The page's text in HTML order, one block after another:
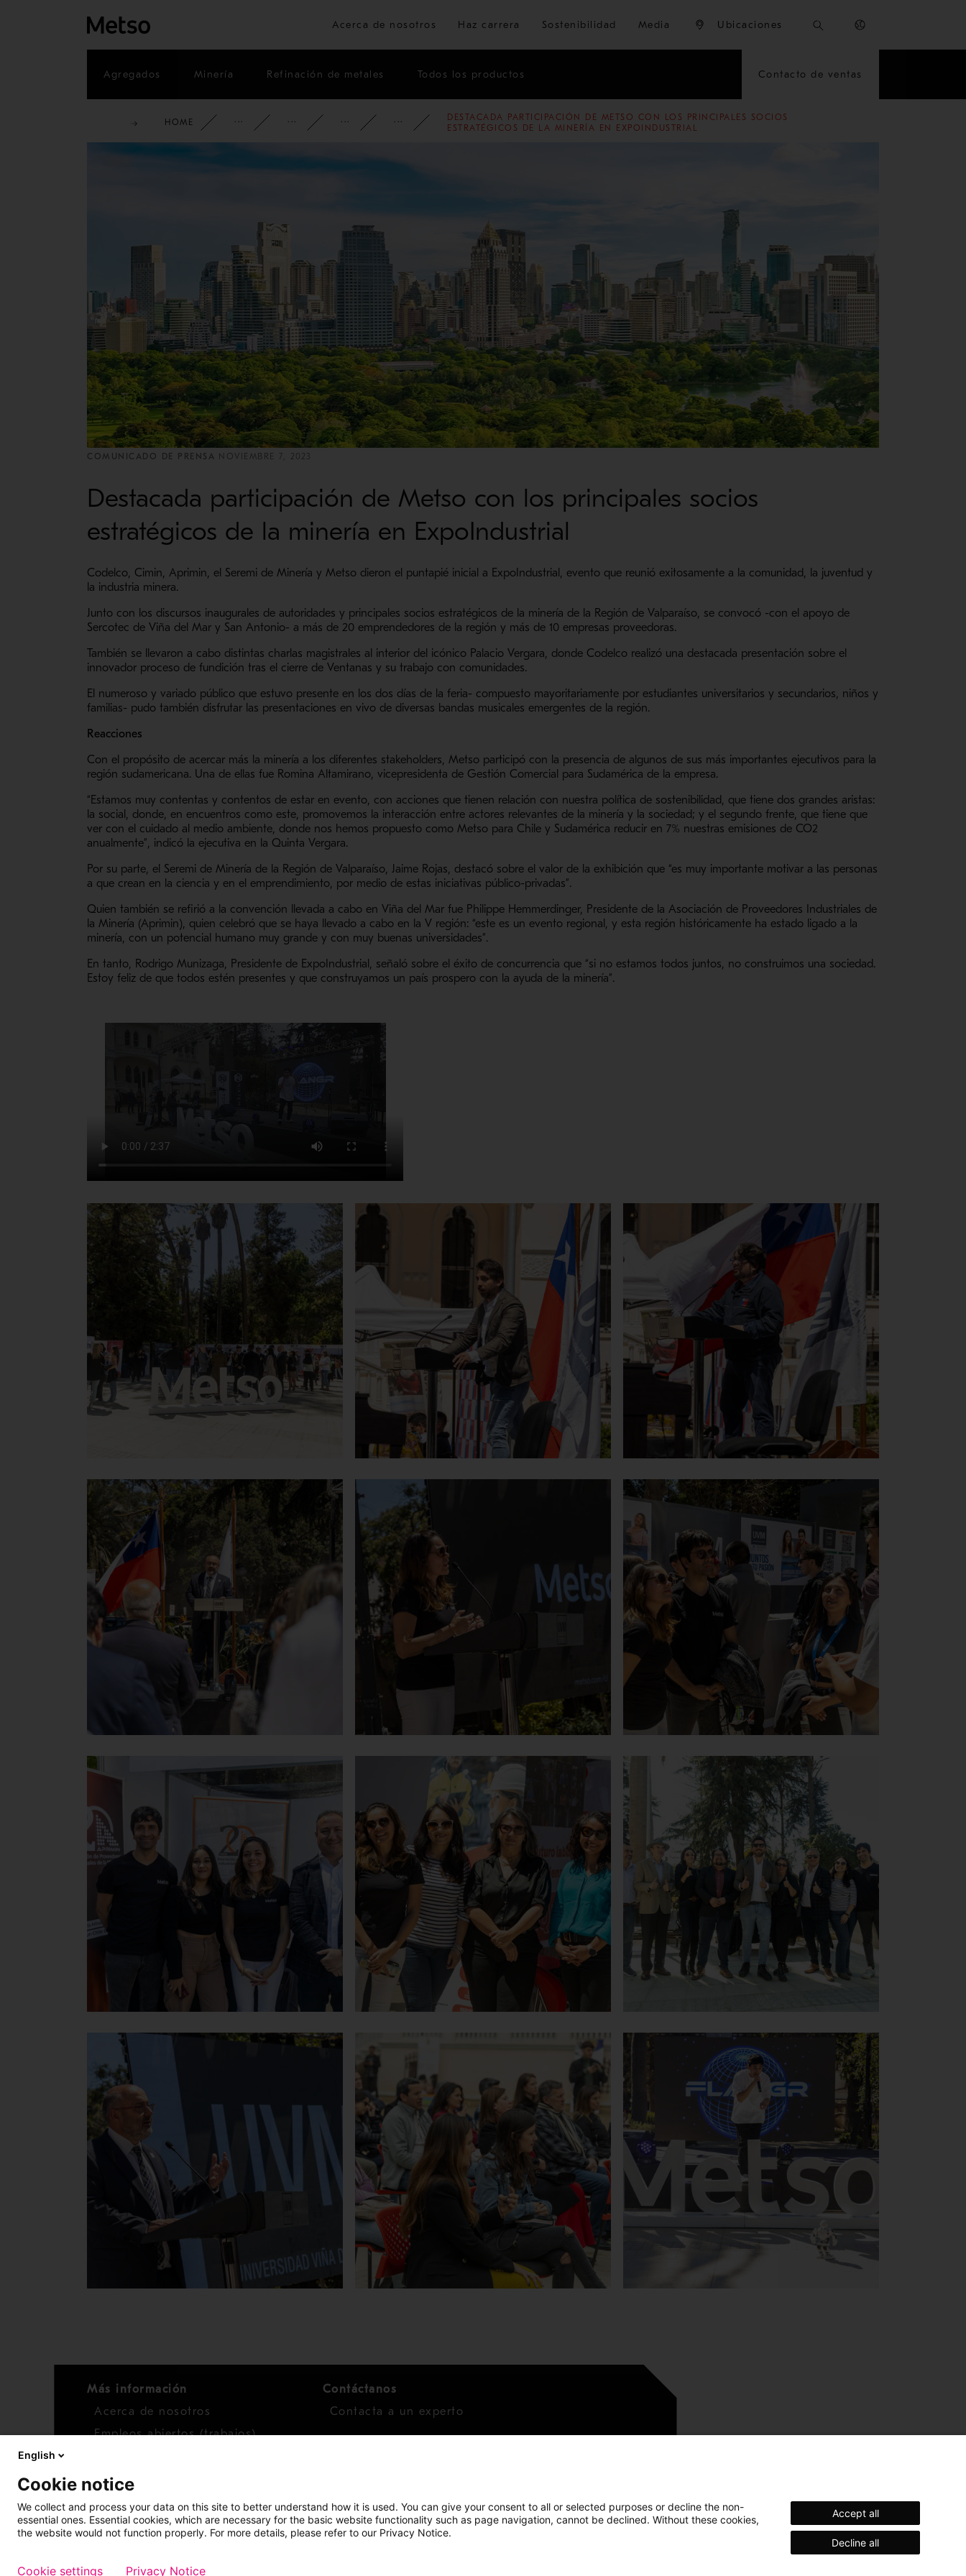
Ir al contenido principal
Acerca de nosotros Haz carrera Sostenibilidad Media Ubicaciones
Agregados Minería Refinación de metales Todos los productos Contacto de ventas
HOME INFORMACIÓN CORPORATIVA
MEDIOS DE COMUNICACIÓN
NOTICIAS 2023
DESTACADA PARTICIPACIÓN DE METSO CON LOS PRINCIPALES SOCIOS
ESTRATÉGICOS DE LA MINERÍA EN EXPOINDUSTRIAL
COMUNICADO DE PRENSA NOVIEMBRE 7, 2023
Destacada participación de Metso con los principales socios
estratégicos de la minería en ExpoIndustrial
Codelco, Cimin, Aprimin, el Seremi de Minería y Metso dieron el puntapié inicial a ExpoIndustrial, evento que reunió exitosamente a la comunidad, la juventud y
la industria minera.
Junto con los discursos inaugurales de autoridades y principales socios estratégicos de la minería de la Región de Valparaíso, se convocó -con el apoyo de
Sercotec de Viña del Mar y San Antonio- a más de 20 emprendedores de la región y más de 10 empresas proveedoras.
También se llevaron a cabo distintas charlas magistrales al interior del icónico Palacio Vergara, donde Codelco realizó una destacada presentación sobre el
innovador proceso de fundición tras el cierre de Ventanas y su trabajo con comunidades.
El numeroso y variado público que estuvo presente en los dos días de la feria- compuesto mayoritariamente por estudiantes universitarios y secundarios, niños y
familias- pudo también disfrutar las presentaciones en vivo de diversas bandas musicales emergentes de la región.
Reacciones
Con el propósito de acercar más la minería a los diferentes stakeholders, Metso participó con la presencia de algunos de sus más importantes ejecutivos para la
región sudamericana. Una de ellas fue Romina Altamirano, vicepresidenta de Gestión Comercial para Sudamérica de la empresa.
“Estamos muy contentas y contentos de estar en evento, con acciones que tienen relación con nuestra política de sostenibilidad, que tiene dos grandes aristas:
la social, donde, en encuentros como este, promovemos la interacción entre actores relevantes de la minería y la sociedad; y el segundo frente, que tiene que
ver con el cuidado al medio ambiente, donde nos hemos propuesto como Metso para Chile y Sudamérica reducir en 7% nuestras emisiones de CO2
anualmente”, indicó la ejecutiva en la Quinta Vergara.
Por su parte, el Seremi de Minería de la Región de Valparaíso, Jaime Rojas, destacó sobre el valor de la exhibición que “es muy importante motivar a las personas
a que crean en la ciencia y en el emprendimiento, por medio de estas iniciativas público-privadas”.
Quien también se refirió a la convención llevada a cabo en Viña del Mar fue Philippe Hemmerdinger, Presidente de la Asociación de Proveedores Industriales de
la Minería (Aprimin), quien celebró que se haya llevado a cabo en la V región: “este es un evento regional, y esta región históricamente ha estado ligado a la
minería, con un potencial humano muy grande y con muy buenas universidades”.
En tanto, Rodrigo Munizaga, Presidente de ExpoIndustrial, señaló sobre el éxito de concurrencia que “si no estamos todos juntos, no construimos una sociedad.
Estoy feliz de que todos estén presentes y que construyamos un país prospero con la ayuda de la minería”.
Más información
Acerca de nosotros
Empleos abiertos (trabajos)
Contáctanos
Contacta a un experto
Finanzas
Acciones
English
Cookie notice
We collect and process your data on this site to better understand how it is used. You can give your consent to all or selected purposes or decline the non-
essential ones. Essential cookies, which are necessary for the basic website functionality such as page navigation, cannot be declined. Without these cookies,
the website would not function properly. For more details, please refer to our Privacy Notice.
Accept all
Decline all
Cookie settings Privacy Notice